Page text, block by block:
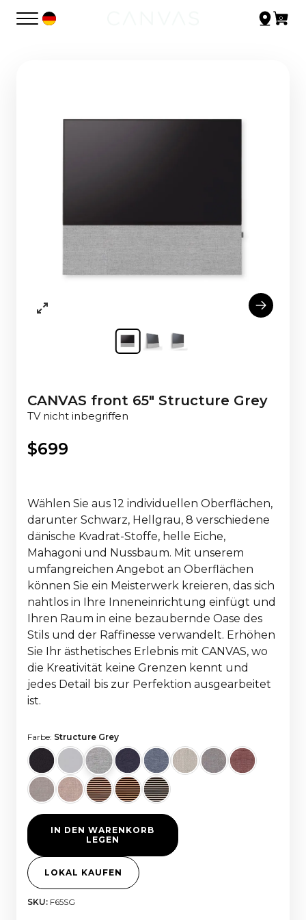
CANVAS front 65" Structure Grey
TV nicht inbegriffen
$699
Wählen Sie aus 12 individuellen Oberflächen,
darunter Schwarz, Hellgrau, 8 verschiedene
dänische Kvadrat-Stoffe, helle Eiche,
Mahagoni und Nussbaum. Mit unserem
umfangreichen Angebot an Oberflächen
können Sie ein Meisterwerk kreieren, das sich
nahtlos in Ihre Inneneinrichtung einfügt und
Ihren Raum in eine bezaubernde Oase des
Stils und der Raffinesse verwandelt. Erhöhen
Sie Ihr ästhetisches Erlebnis mit CANVAS, wo
die Kreativität keine Grenzen kennt und
jedes Detail bis zur Perfektion ausgearbeitet
ist.
Farbe: Structure Grey
IN DEN WARENKORB
LEGEN
LOKAL KAUFEN
SKU: F65SG